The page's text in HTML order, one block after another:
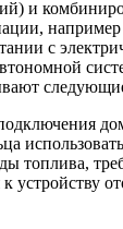
и
с
топлива,
устройству